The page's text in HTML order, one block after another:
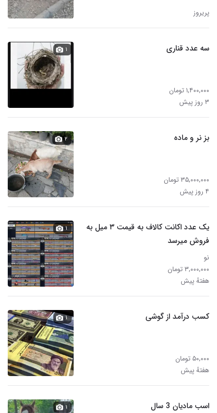
پریروز
سه عدد قناری
۱,۴۰۰,۰۰۰ تومان
۳ روز پیش
۱
بز نر و ماده
۳۵,۰۰۰,۰۰۰ تومان
۴ روز پیش
۲
یک عدد اکانت کالاف به قیمت ۳ میل به
فروش میرسد
نو
۳,۰۰۰,۰۰۰ تومان
هفتهٔ پیش
۱
کسب درآمد از گوشی
۵۰,۰۰۰ تومان
هفتهٔ پیش
۱
اسب مادیان 3 سال ۱